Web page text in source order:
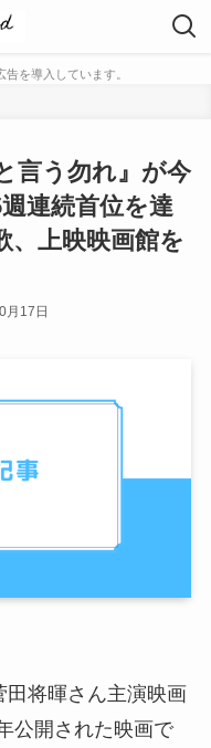
を導入しています。
言う勿れ』が今
連続首位を達
上映映画館を
月17日
将暉さん主演映画
公開された映画で